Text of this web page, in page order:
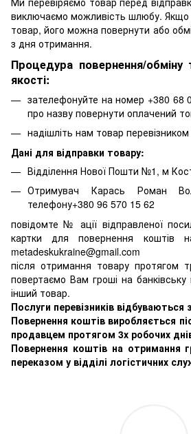
виключаємо можливість шлюбу.
товар, його можна повернути або
з дня отримання.
Процедура повернення/обміну
якості:
зателефонуйте на номер +380 68
про назву повернути оплачений
надішліть нам товар
Дані для відправки товару:
Відділення Нової Пошти №1, м
Отримувач Карась Роман
телефону+380 96 570 15 62
повідомте № ації відправленої
картки для повернення коштів
metadeskukraine@gmail.com
після отримання товару протягом
повертаємо Вам гроші на
інший товар.
Послуги перевізників
Повернення коштів виробляється
продавцем протягом 3х робочих
Повернення коштів на отримання
переказом у відділі логістичних